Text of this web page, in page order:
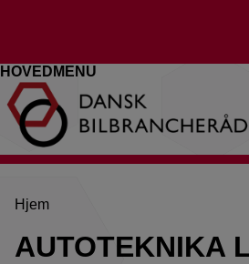
HOVEDMENU
Brødkrumme
Hjem
AUTOTEKNIKA